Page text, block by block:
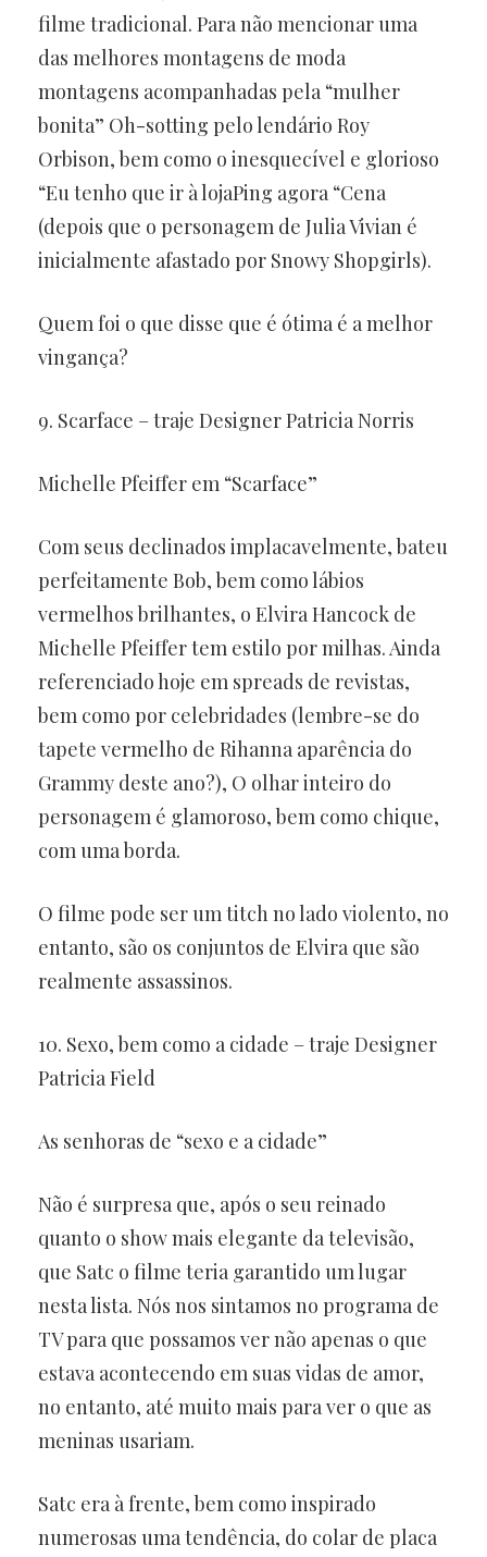
filme tradicional. Para não mencionar uma
das melhores montagens de moda
montagens acompanhadas pela “mulher
bonita” Oh-sotting pelo lendário Roy
Orbison, bem como o inesquecível e glorioso
“Eu tenho que ir à lojaPing agora “Cena
(depois que o personagem de Julia Vivian é
inicialmente afastado por Snowy Shopgirls).
Quem foi o que disse que é ótima é a melhor
vingança?
9. Scarface – traje Designer Patricia Norris
Michelle Pfeiffer em “Scarface”
Com seus declinados implacavelmente, bateu
perfeitamente Bob, bem como lábios
vermelhos brilhantes, o Elvira Hancock de
Michelle Pfeiffer tem estilo por milhas. Ainda
referenciado hoje em spreads de revistas,
bem como por celebridades (lembre-se do
tapete vermelho de Rihanna aparência do
Grammy deste ano?), O olhar inteiro do
personagem é glamoroso, bem como chique,
com uma borda.
O filme pode ser um titch no lado violento, no
entanto, são os conjuntos de Elvira que são
realmente assassinos.
10. Sexo, bem como a cidade – traje Designer
Patricia Field
As senhoras de “sexo e a cidade”
Não é surpresa que, após o seu reinado
quanto o show mais elegante da televisão,
que Satc o filme teria garantido um lugar
nesta lista. Nós nos sintamos no programa de
TV para que possamos ver não apenas o que
estava acontecendo em suas vidas de amor,
no entanto, até muito mais para ver o que as
meninas usariam.
Satc era à frente, bem como inspirado
numerosas uma tendência, do colar de placa